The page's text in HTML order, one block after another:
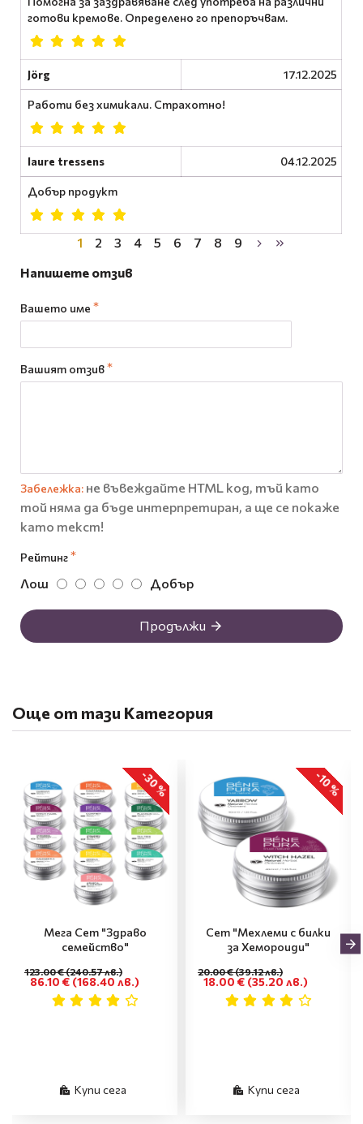
готови кремове. Определено го препоръчвам.
Jörg 17.12.2025
Работи без химикали. Страхотно!
laure tressens 04.12.2025
Добър продукт
1 2 3 4 5 6 7 8
9
Напишете отзив
Вашето име
Вашият отзив
Забележка: не въвеждайте HTML код, тъй като
той няма да бъде интерпретиран, а ще се покаже
като текст!
Рейтинг
Лош Добър
Продължи
Още от тази Категория
-30 %
Мега Сет "Здраво
семейство"
86.10 € (168.40 лв.)
123.00 €(240.57 лв.)
Купи сега
-10 %
Сет "Мехлеми с билки
за Хемороиди"
18.00 € (35.20 лв.)
20.00 €(39.12 лв.)
Купи сега